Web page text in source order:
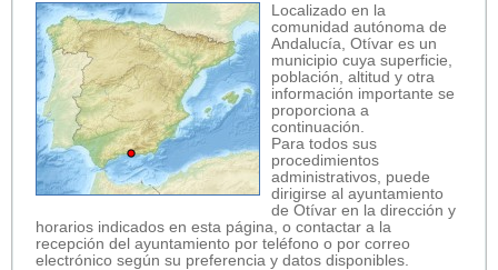
Localizado en la
comunidad autónoma de
Andalucía, Otívar es un
municipio cuya superficie,
población, altitud y otra
información importante se
proporciona a
continuación.
Para todos sus
procedimientos
administrativos, puede
dirigirse al ayuntamiento
de Otívar en la dirección y
horarios indicados en esta página, o contactar a la
recepción del ayuntamiento por teléfono o por correo
electrónico según su preferencia y datos disponibles.